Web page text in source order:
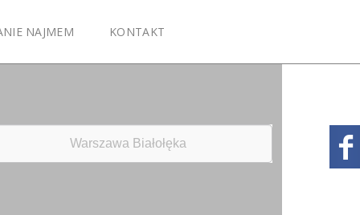
NAJMEM KONTAKT